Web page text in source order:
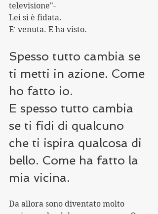
televisione"-
Lei si è fidata.
E' venuta. E ha visto.
Spesso tutto cambia se
ti metti in azione. Come
ho fatto io.
E spesso tutto cambia
se ti fidi di qualcuno
che ti ispira qualcosa di
bello. Come ha fatto la
mia vicina.
Da allora sono diventato molto